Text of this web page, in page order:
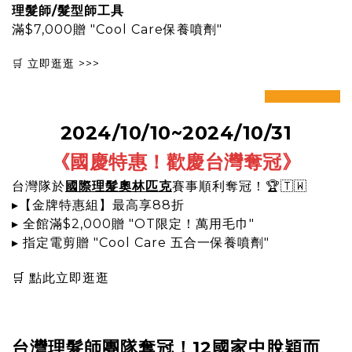
理髮師/髮型師工具
滿$7,000贈 "Cool Care保養噴劑"
🛒 立即逛逛 >>>
prev next
2024/10/10~2024/10/31
《國慶特惠！歡慶台灣奪冠》
台灣隊於 國際理髮奧林匹克賽事順利奪冠！🏆🇹🇼
▸【金牌特惠組】最高享88折
▸ 全館滿$2,000贈 "OT限定！萬用毛巾"
▸ 指定電剪贈 "Cool Care 五合一保養噴劑"
🛒 點此立即逛逛
台灣理髮師團隊奪冠！12國家中脫穎而